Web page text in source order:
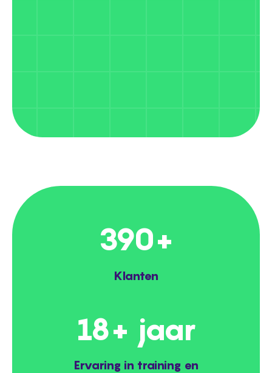
390+
Klanten
18+ jaar
Ervaring in training en